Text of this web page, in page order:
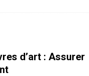
d’art : Assurer